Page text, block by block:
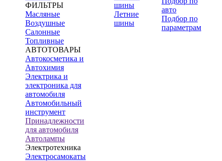
ФИЛЬТРЫ
Масляные
Воздушные
Салонные
Топливные
АВТОТОВАРЫ
Автокосметика и
Автохимия
Электрика и
электроника для
автомобиля
Автомобильный
инструмент
Принадлежности
для автомобиля
Автолампы
Электротехника
Электросамокаты
шины
Летние
шины
авто
Подбор по
параметрам